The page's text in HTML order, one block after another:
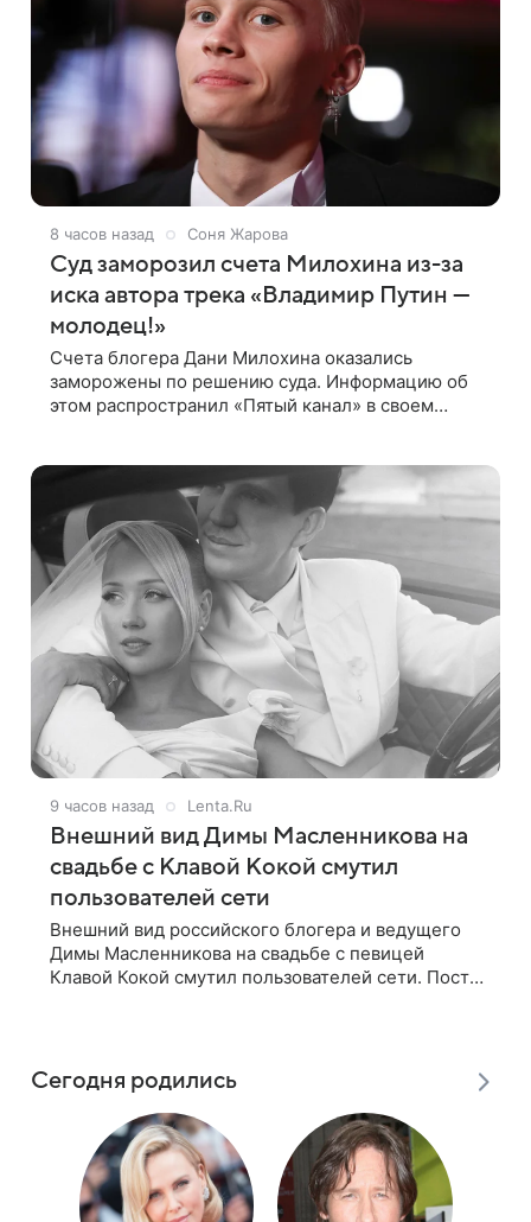
8 часов назад Соня Жарова
Суд заморозил счета Милохина из-за
иска автора трека «Владимир Путин —
молодец!»
Счета блогера Дани Милохина оказались
заморожены по решению суда. Информацию об
этом распространил «Пятый канал» в своем
9 часов назад Lenta.Ru
Внешний вид Димы Масленникова на
свадьбе с Клавой Кокой смутил
пользователей сети
Внешний вид российского блогера и ведущего
Димы Масленникова на свадьбе с певицей
Клавой Кокой смутил пользователей сети. Пост
Сегодня родились